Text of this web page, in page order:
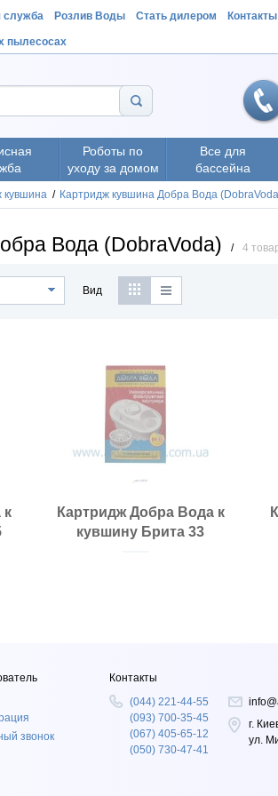
служба Розлив Воды Стать дилером Контакты
пылесосах
Роботы по
уходу за домом
Все для
бассейна
кувшина / Картридж кувшина Добра Вода
Вода (DobraVoda) / 4
Вид
к
Картридж Добра Вода к
кувшину Брита 33
звонок
Контакты
(044) 221-44-55
(093) 700-35-45
(067) 405-65-12
(050) 730-47-41
г.
ул.